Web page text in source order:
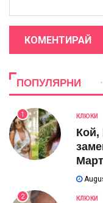
КОМЕНТИРАЙ
ПОПУЛЯРНИ
1 КЛЮКИ
Кой,
2 КЛЮКИ